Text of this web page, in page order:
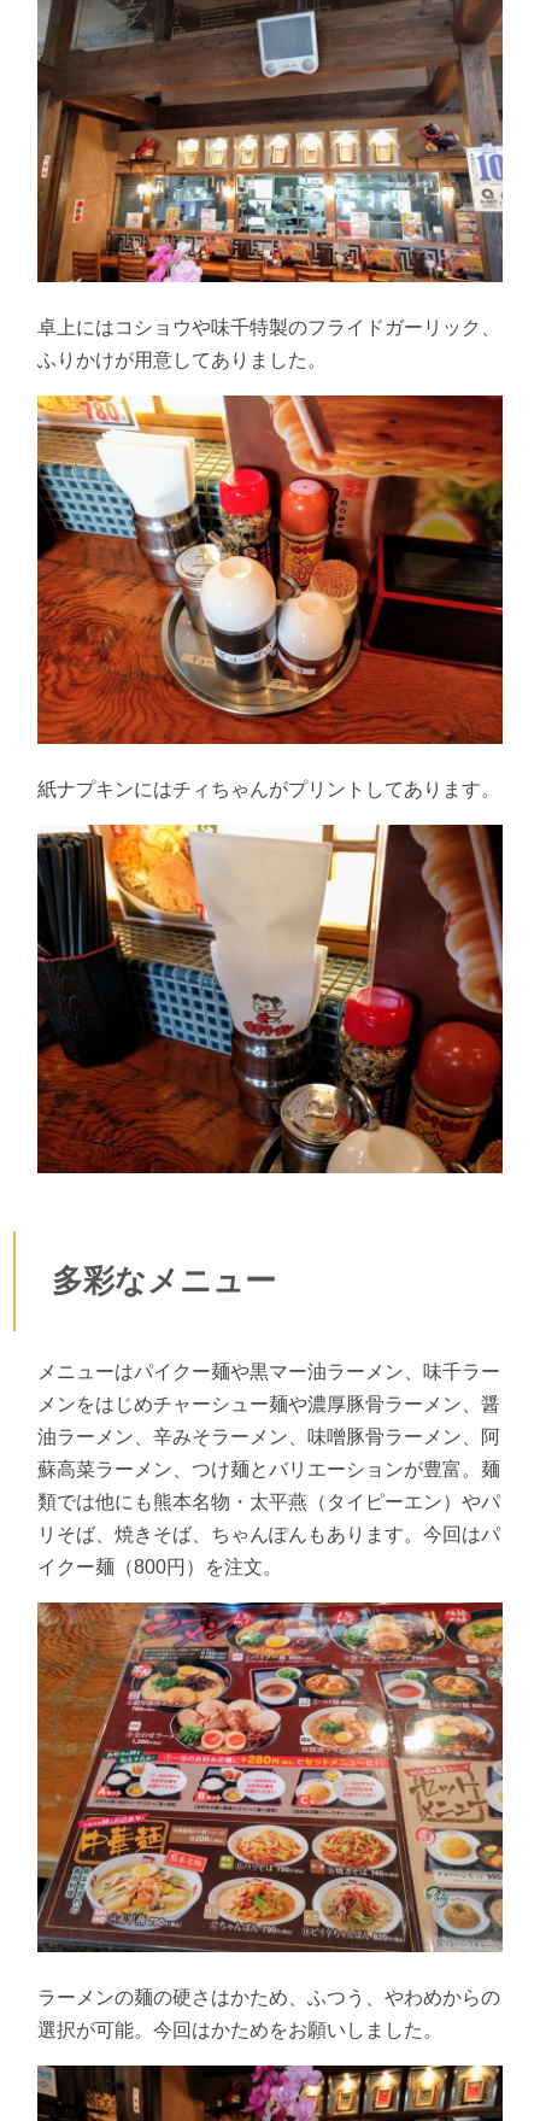
卓上にはコショウや味千特製のフライドガーリック、
ふりかけが用意してありました。
紙ナプキンにはチィちゃんがプリントしてあります。
多彩なメニュー
メニューはパイクー麺や黒マー油ラーメン、味千ラー
メンをはじめチャーシュー麺や濃厚豚骨ラーメン、醤
油ラーメン、辛みそラーメン、味噌豚骨ラーメン、阿
蘇高菜ラーメン、つけ麺とバリエーションが豊富。麺
類では他にも熊本名物・太平燕（タイピーエン）やパ
リそば、焼きそば、ちゃんぽんもあります。今回はパ
イクー麺（800円）を注文。
ラーメンの麺の硬さはかため、ふつう、やわめからの
選択が可能。今回はかためをお願いしました。